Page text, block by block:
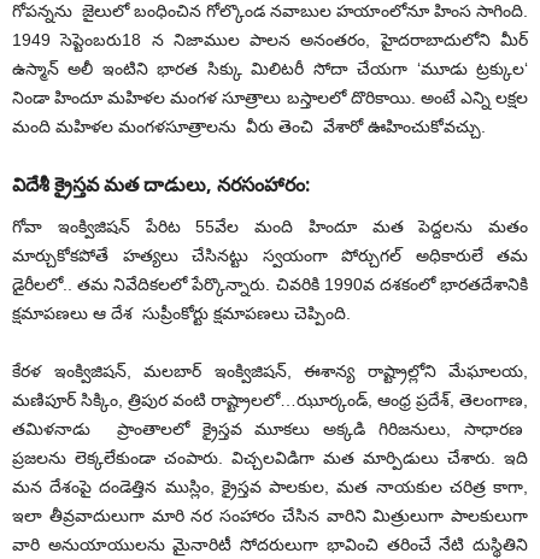
గోపన్నను జైలులో బంధించిన గోల్కొండ నవాబుల హయాంలోనూ హింస సాగింది.
1949 సెప్టెంబరు18 న నిజాముల పాలన అనంతరం, హైదరాబాదులోని మీర్
ఉస్మాన్ అలీ ఇంటిని భారత సిక్కు మిలిటరీ సోదా చేయగా ‘మూడు ట్రక్కుల‘
నిండా హిందూ మహిళల మంగళ సూత్రాలు బస్తాలలో దొరికాయి. అంటే ఎన్ని లక్షల
మంది మహిళల మంగళసూత్రాలను వీరు తెంచి వేశారో ఊహించుకోవచ్చు.
విదేశీ క్రైస్తవ మత దాడులు, నరసంహారం:
గోవా ఇంక్విజిషన్ పేరిట 55వేల మంది హిందూ మత పెద్దలను మతం
మార్చుకోకపోతే హత్యలు చేసినట్టు స్వయంగా పోర్చుగల్ అధికారులే తమ
డైరీలలో.. తమ నివేదికలలో పేర్కొన్నారు. చివరికి 1990వ దశకంలో భారతదేశానికి
క్షమాపణలు ఆ దేశ సుప్రీంకోర్టు క్షమాపణలు చెప్పింది.
కేరళ ఇంక్విజిషన్, మలబార్ ఇంక్విజిషన్, ఈశాన్య రాష్ట్రాల్లోని మేఘాలయ,
మణిపూర్ సిక్కిం, త్రిపుర వంటి రాష్ట్రాలలో…ఝూర్కండ్, ఆంధ్ర ప్రదేశ్, తెలంగాణ,
తమిళనాడు ప్రాంతాలలో క్రైస్తవ మూకలు అక్కడి గిరిజనులు, సాధారణ
ప్రజలను లెక్కలేకుండా చంపారు. విచ్చలవిడిగా మత మార్పిడులు చేశారు. ఇది
మన దేశంపై దండెత్తిన ముస్లిం, క్రైస్తవ పాలకుల, మత నాయకుల చరిత్ర కాగా,
ఇలా తీవ్రవాదులుగా మారి నర సంహారం చేసిన వారిని మిత్రులుగా పాలకులుగా
వారి అనుయాయులను మైనారిటీ సోదరులుగా భావించి తరించే నేటి దుస్థితిని